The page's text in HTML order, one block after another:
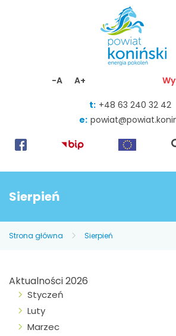
-A A+
t: +48 63 240 32 42
e:
Sierpień
Strona główna Sierpień
Aktualności 2026
Styczeń
Luty
Marzec